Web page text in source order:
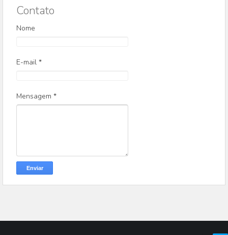
Contato
Nome
E-mail *
Mensagem *